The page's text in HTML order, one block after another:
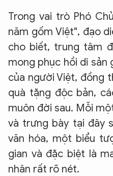
Trong vai trò Phó
năm gốm Việt", đạo
cho biết, trung tâm
mong phục hồi di sản
của người Việt, đồng
quà tặng độc bản,
muôn đời sau. Mỗi
và trưng bày tại đây
văn hóa, một biểu
gian và đặc biệt là
nhân rất rõ nét.